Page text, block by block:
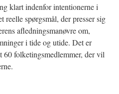
klart indenfor intentionerne i
reelle spørgsmål, der presser sig
afledningsmanøvre om,
i tide og utide. Det er
60 folketingsmedlemmer, der vil